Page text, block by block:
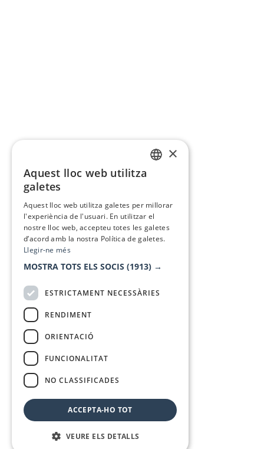
×
Aquest lloc web utilitza
galetes
Aquest lloc web utilitza galetes per millorar
l'experiència de l'usuari. En utilitzar el
nostre lloc web, accepteu totes les galetes
d’acord amb la nostra Política de galetes.
Llegir-ne més
MOSTRA TOTS ELS SOCIS (1913) →
ESTRICTAMENT NECESSÀRIES
RENDIMENT
ORIENTACIÓ
FUNCIONALITAT
NO CLASSIFICADES
ACCEPTA-HO TOT
VEURE ELS DETALLS